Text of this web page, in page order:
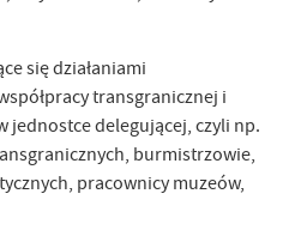
się działaniami
transgranicznej i
jednostce delegującej, czyli np.
burmistrzowie,
pracownicy muzeów,